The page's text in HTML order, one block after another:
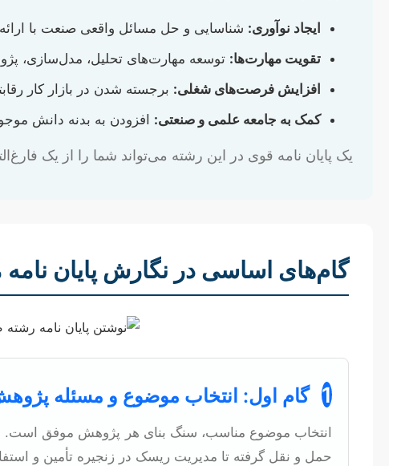
ایجاد نوآوری: شناسایی و حل مسائل واقعی صنعت با
تقویت مهارت‌ها: توسعه مهارت‌های تحلیل، مدل‌سازی،
افزایش فرصت‌های شغلی: برجسته شدن در بازار کار
کمک به جامعه علمی و صنعتی: افزودن به بدنه دانش
یک پایان نامه قوی در این رشته می‌تواند شما را از یک
گام‌های اساسی در نگارش پایان
1 گام اول: انتخاب موضوع و مسئله
انتخاب موضوع مناسب، سنگ بنای هر پژوهش موفق است.
حمل و نقل گرفته تا مدیریت ریسک در زنجیره تأمین و